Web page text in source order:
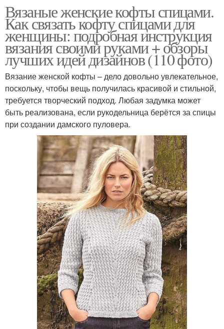
Вязаные женские кофты спицами.
Как связать кофту спицами для
женщины: подробная инструкция
вязания своими руками + обзоры
лучших идей дизайнов (110 фото)
Вязание женской кофты – дело довольно увлекательное,
поскольку, чтобы вещь получилась красивой и стильной,
требуется творческий подход. Любая задумка может
быть реализована, если рукодельница берётся за спицы
при создании дамского пуловера.